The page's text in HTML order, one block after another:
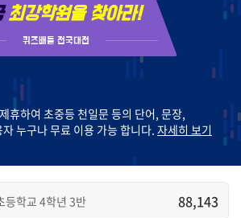
최강학원을 찾아라!
퀴즈배틀 전국대전
휴하여 초중등 천일문 등의 단어, 문장,
누구나 무료 이용 가능 합니다. 자세히 보기
등학교 4학년 3반 88,143